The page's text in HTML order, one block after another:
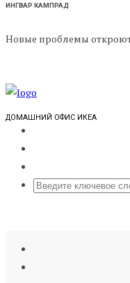
ИНГВАР КАМПРАД
Новые проблемы
ДОМАШНИЙ ОФИС ИКЕА